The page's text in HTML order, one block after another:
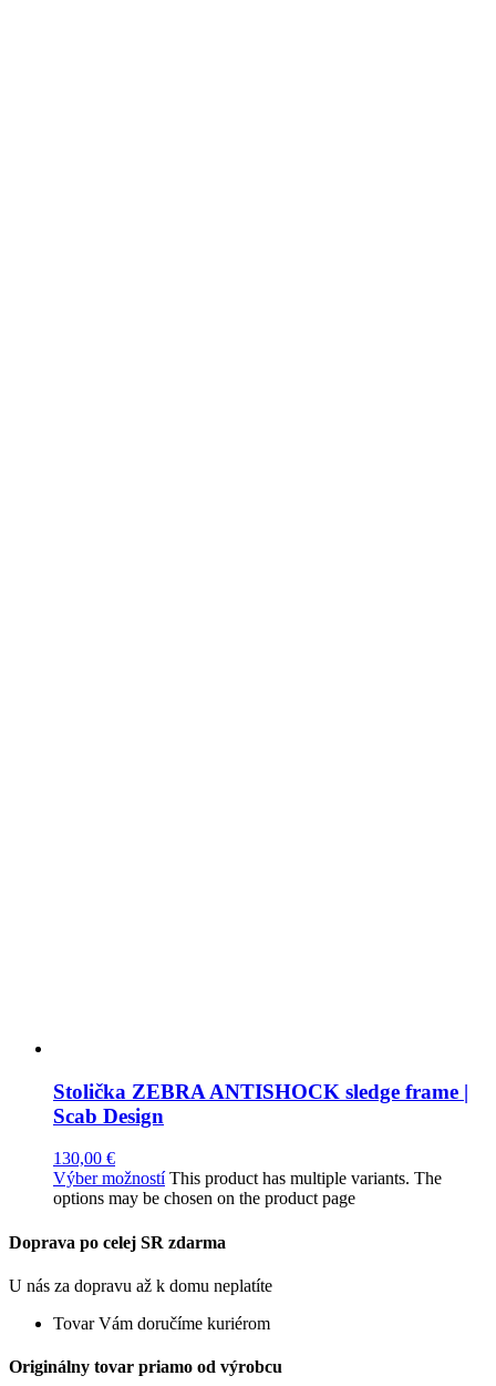
Stolička ZEBRA ANTISHOCK sledge frame |
Scab Design
130,00 €
Výber možností This product has multiple variants. The
options may be chosen on the product page
Doprava po celej SR zdarma
U nás za dopravu až k domu neplatíte
Tovar Vám doručíme kuriérom
Originálny tovar priamo od výrobcu